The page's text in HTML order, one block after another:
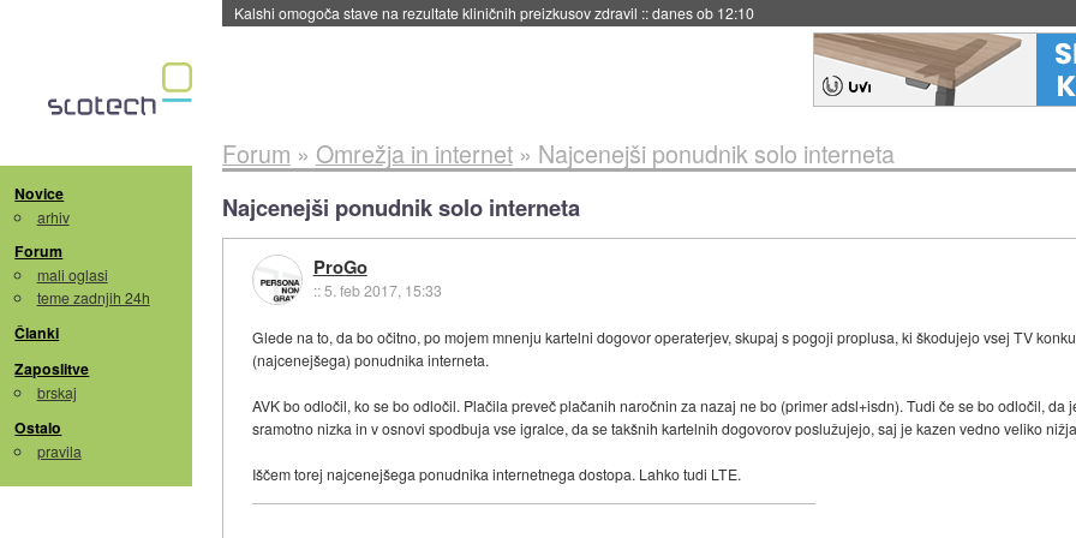
Sandisk že prodal več kot polovico SSD-jev za naslednji dve leti::danes ob 11:37
Novice
arhiv
Forum
mali oglasi
teme zadnjih 24h
Članki
Zaposlitve
brskaj
Ostalo
pravila
Forum » Omrežja in internet» Najcenejši ponudnik solo interneta
Najcenejši ponudnik solo interneta
ProGo
::5. feb 2017, 15:33
Glede na to, da bo očitno, po mojem mnenju kartelni dogovor operaterjev, skupaj s pogoji proplusa, ki škodujejo vsej TV
(najcenejšega) ponudnika interneta.
AVK bo odločil, ko se bo odločil. Plačila preveč plačanih naročnin za nazaj ne bo (primer adsl+isdn). Tudi če se bo odločil, da
sramotno nizka in v osnovi spodbuja vse igralce, da se takšnih kartelnih dogovorov poslužujejo, saj je kazen vedno veliko
Iščem torej najcenejšega ponudnika internetnega dostopa. Lahko tudi LTE.